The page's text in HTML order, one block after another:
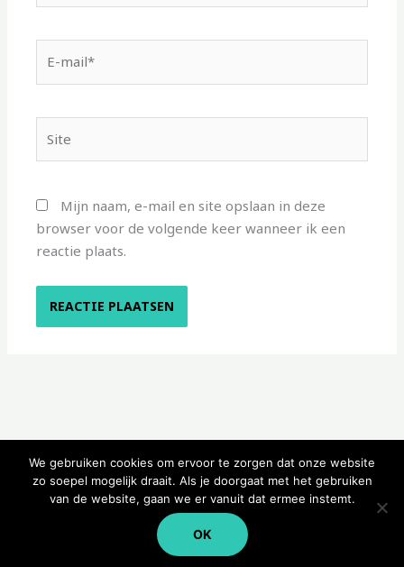
mail*
Mijn naam, e-mail en site opslaan in deze
browser voor de volgende keer wanneer ik een
reactie plaats.
Copyright © 2026 Kampeerwinkeltje
We gebruiken cookies om ervoor te zorgen dat onze website
zo soepel mogelijk draait. Als je doorgaat met het gebruiken
van de website, gaan we er vanuit dat ermee instemt.
OK